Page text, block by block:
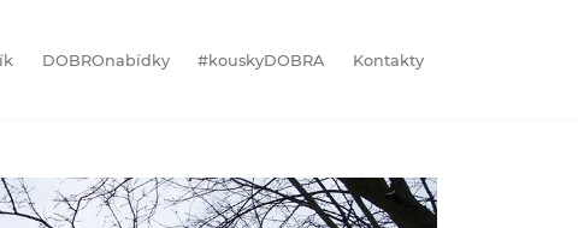
DOBROnabídky #kouskyDOBRA Kontakty